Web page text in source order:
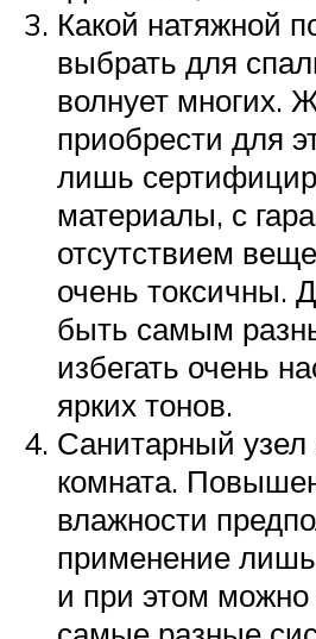
Какой натяжной
выбрать для
волнует многих.
приобрести для
лишь
материалы, с
отсутствием
очень токсичны.
быть самым
избегать очень
ярких тонов.
Санитарный узел
комната.
влажности
применение
и при этом можно